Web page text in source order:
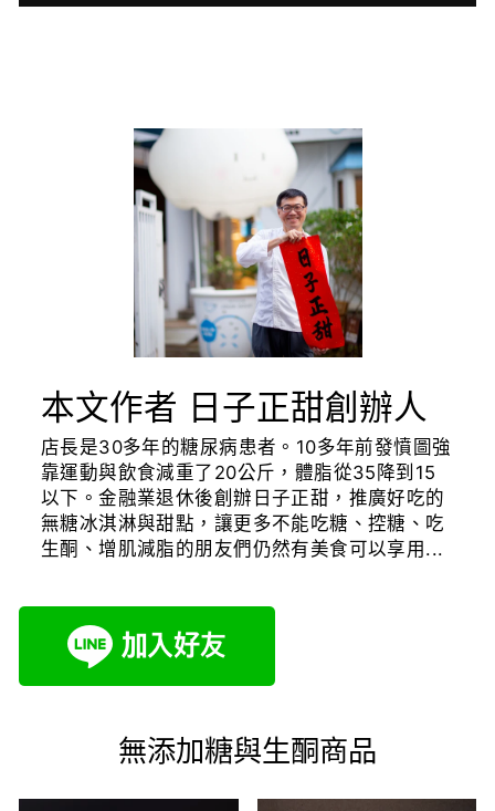
本文作者 日子正甜創辦人
店長是30多年的糖尿病患者。10多年前發憤圖強
靠運動與飲食減重了20公斤，體脂從35降到15
以下。金融業退休後創辦日子正甜，推廣好吃的
無糖冰淇淋與甜點，讓更多不能吃糖、控糖、吃
生酮、增肌減脂的朋友們仍然有美食可以享用...
無添加糖與生酮商品